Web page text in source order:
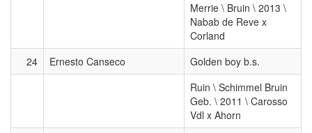
Merrie \ Bruin \ 2013 \
Nabab de Reve x
Corland
24
Ernesto Canseco
Golden boy b.s.
Ruin \ Schimmel Bruin
Geb. \ 2011 \ Carosso
Vdl x Ahorn